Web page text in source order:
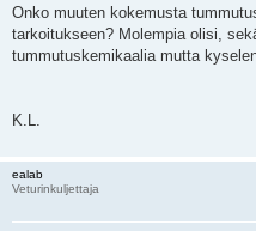
e
t
i
Onko muuten kokemusta
tarkoitukseen? Molempia olisi,
tummutuskemikaalia mutta
K.L.
ealab
Veturinkuljettaja